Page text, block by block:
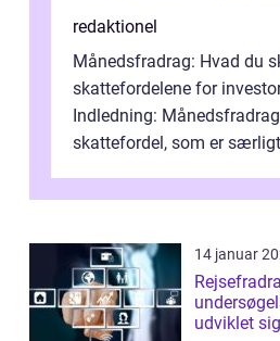
redaktionel
Månedsfradrag: Hvad du
skattefordelene for
Indledning:
skattefordel, som er
fradragsm...
14 januar
udviklet